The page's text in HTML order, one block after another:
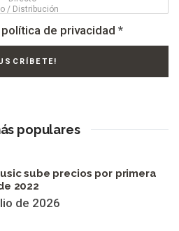
política de privacidad *
populares
sube precios por primera
2022
de 2026